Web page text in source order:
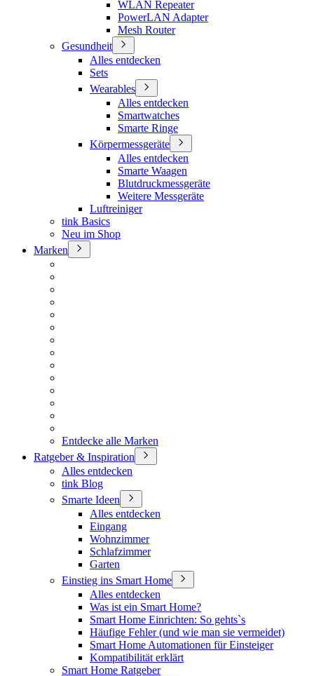
WLAN Repeater
PowerLAN Adapter
Mesh Router
Gesundheit
Alles entdecken
Sets
Wearables
Alles entdecken
Smartwatches
Smarte Ringe
Körpermessgeräte
Alles entdecken
Smarte Waagen
Blutdruckmessgeräte
Weitere Messgeräte
Luftreiniger
tink Basics
Neu im Shop
Marken
Entdecke alle Marken
Ratgeber & Inspiration
Alles entdecken
tink Blog
Smarte Ideen
Alles entdecken
Eingang
Wohnzimmer
Schlafzimmer
Garten
Einstieg ins Smart Home
Alles entdecken
Was ist ein Smart Home?
Smart Home Einrichten: So gehts`s
Häufige Fehler (und wie man sie vermeidet)
Smart Home Automationen für Einsteiger
Kompatibilität erklärt
Smart Home Ratgeber